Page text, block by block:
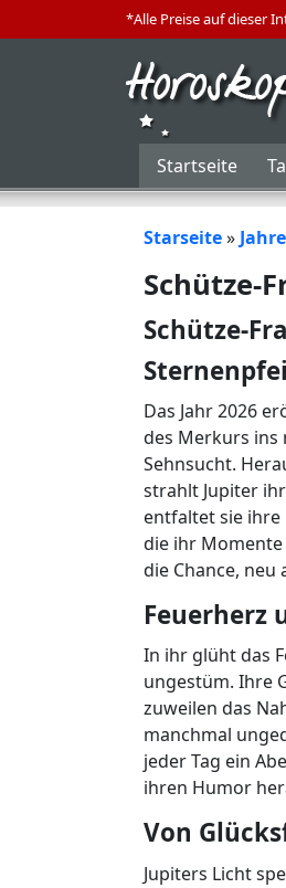
*Alle Preise auf dieser
Startseite
Starseite»
Schütze-
Schütze-
Das Jahr 2026
des Merkurs ins
Sehnsucht.
strahlt Jupiter
entfaltet sie ihre
die ihr Momente
die Chance, neu
Feuerherz
In ihr glüht das
ungestüm. Ihre
zuweilen das
manchmal
jeder Tag ein
ihren Humor
Von
Jupiters Licht